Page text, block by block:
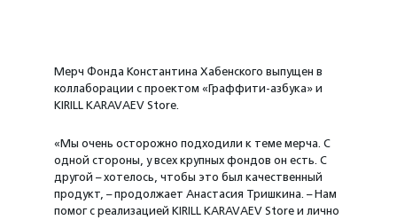
Мерч Фонда Константина Хабенского выпущен в
коллаборации с проектом «Граффити-азбука» и
KIRILL KARAVAEV Store.
«Мы очень осторожно подходили к теме мерча. С
одной стороны, у всех крупных фондов он есть. С
другой – хотелось, чтобы это был качественный
продукт, – продолжает Анастасия Тришкина. – Нам
помог с реализацией KIRILL KARAVAEV Store и лично